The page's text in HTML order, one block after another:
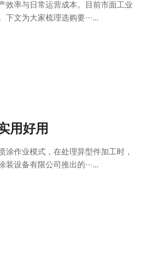
效率与日常运营成本。目前市面工业
文为大家梳理选购要···...
用好用
作业模式，在处理异型件加工时，
设备有限公司推出的···...